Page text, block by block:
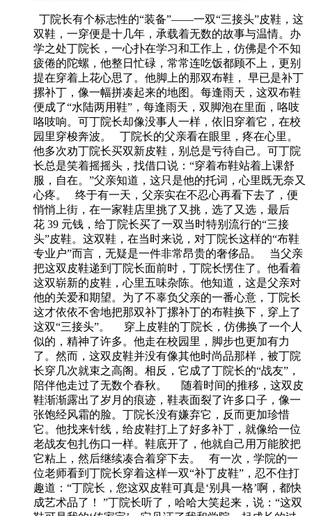
丁院长有个标志性的“装备”——一双“三接头”皮鞋，这
双鞋，一穿便是十几年，承载着无数的故事与温情。办
学之处丁院长，一心扑在学习和工作上，仿佛是个不知
疲倦的陀螺，他整日忙碌，常常连吃饭都顾不上，更别
提在穿着上花心思了。他脚上的那双布鞋， 早已是补丁
摞补丁，像一幅拼凑起来的地图。每逢雨天，这双布鞋
便成了“水陆两用鞋”，每逢雨天，双脚泡在里面，咯吱
咯吱响。可丁院长却像没事人一样，依旧穿着它，在校
园里穿梭奔波。 丁院长的父亲看在眼里，疼在心里。
他多次劝丁院长买双新皮鞋，别总是亏待自己。可丁院
长总是笑着摇摇头，找借口说：“穿着布鞋站着上课舒
服，自在。”父亲知道，这只是他的托词，心里既无奈又
心疼。 终于有一天，父亲实在不忍心再看下去了，便
悄悄上街，在一家鞋店里挑了又挑，选了又选，最后
花 39 元钱，给丁院长买了一双当时特别流行的“三接
头”皮鞋。这双鞋，在当时来说，对丁院长这样的“布鞋
专业户”而言，无疑是一件非常昂贵的奢侈品。 当父亲
把这双皮鞋递到丁院长面前时，丁院长愣住了。他看着
这双崭新的皮鞋，心里五味杂陈。他知道，这是父亲对
他的关爱和期望。为了不辜负父亲的一番心意，丁院长
这才依依不舍地把那双补丁摞补丁的布鞋换下，穿上了
这双“三接头”。 穿上皮鞋的丁院长，仿佛换了一个人
似的，精神了许多。他走在校园里，脚步也更加有力
了。然而，这双皮鞋并没有像其他时尚品那样，被丁院
长穿几次就束之高阁。相反，它成了丁院长的“战友”，
陪伴他走过了无数个春秋。 随着时间的推移，这双皮
鞋渐渐露出了岁月的痕迹，鞋表面裂了许多口子，像一
张饱经风霜的脸。丁院长没有嫌弃它，反而更加珍惜
它。他找来针线，给皮鞋打上了好多补丁，就像给一位
老战友包扎伤口一样。鞋底开了，他就自己用万能胶把
它粘上，然后继续凑合着穿下去。 有一次，学院的一
位老师看到丁院长穿着这样一双“补丁皮鞋”，忍不住打
趣道：“丁院长，您这双皮鞋可真是‘别具一格’啊，都快
成艺术品了！ ”丁院长听了，哈哈大笑起来，说：“这双